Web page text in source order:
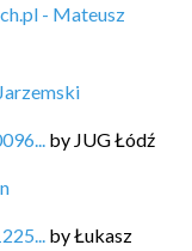
- Mateusz
by JUG Łódź
byŁukasz